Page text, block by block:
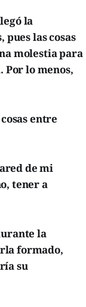
la
las cosas
molestia para
lo menos,
entre
de mi
tener a
la
formado,
su